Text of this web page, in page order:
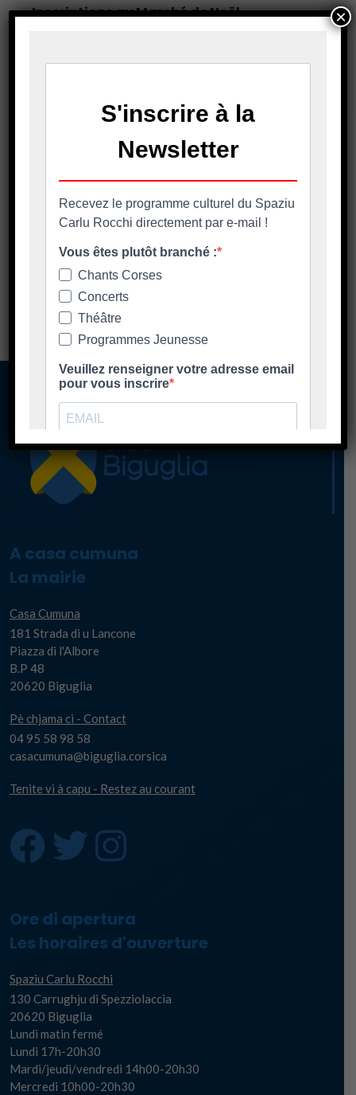
Inscriptions au Marché de Noël
décembre 2026 Le dossier d’inscription à
SEGUITATE CI NANTA È RETE
SUCIALE - SUIVEZ-NOUS SUR
LES RÉSEAUX SOCIAUX
A casa cumuna
La mairie
Casa Cumuna
181 Strada di u Lancone
Piazza di l'Albore
B.P 48
20620 Biguglia
Pè chjama ci - Contact
04 95 58 98 58
casacumuna@biguglia.corsica
Tenite vi à capu - Restez au courant
Ore di apertura
Les horaires d'ouverture
Spaziu Carlu Rocchi
130 Carrughju di Spezziolaccia
20620 Biguglia
Lundi matin fermé
Lundi 17h-20h30
Mardi/jeudi/vendredi 14h00-20h30
Mercredi 10h00-20h30
×